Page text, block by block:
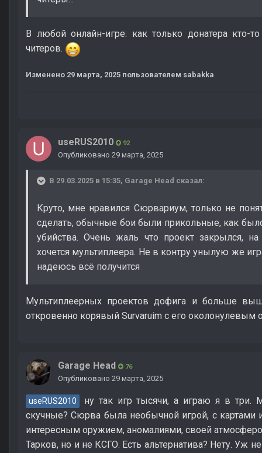
В любой онлайн-игре: как только донатера кто-
читеров.
Изменено 29 марта, 2025 пользователем sabakka
useRUS2010 92
Опубликовано 29 марта, 2025
В 29.03.2025 в 15:35, Garage Head сказал:
Круто, мне нравился Сюрвариум, только не
сделать, обычные бои были прикольные, как
убийства. Очень жаль что проект закрылся,
хочется мультиплеера. Не в контру унылую же
надеюсь всё получится
Мультиплеерных проектов дофига и больше
откровенно корявый Survaruim с его
Garage Head 76
Опубликовано 29 марта, 2025
useRUS2010
ну так игр тысячи, а играю я в три.
скучные? Сюрва была необычной игрой, с
интересным оружием, аномалиями, своей
Тарков, но и не КСГО. Есть альтернатива? Нету. Уж